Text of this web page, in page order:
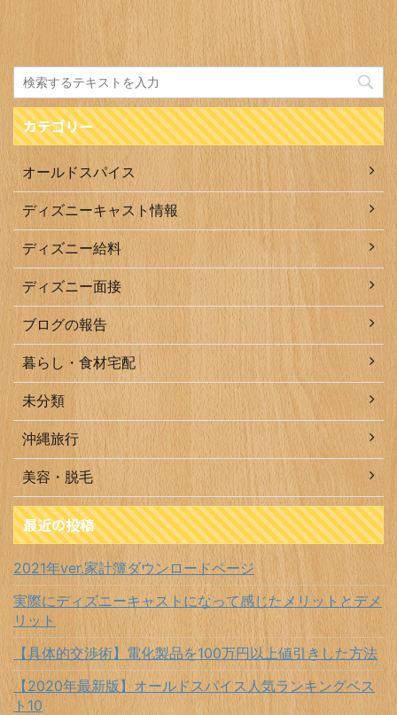
カテゴリー
オールドスパイス
ディズニーキャスト情報
ディズニー給料
ディズニー面接
ブログの報告
暮らし・食材宅配
未分類
沖縄旅行
美容・脱毛
最近の投稿
2021年ver.家計簿ダウンロードページ
実際にディズニーキャストになって感じたメリットとデメ
リット
【具体的交渉術】電化製品を100万円以上値引きした方法
【2020年最新版】オールドスパイス人気ランキングベス
ト10